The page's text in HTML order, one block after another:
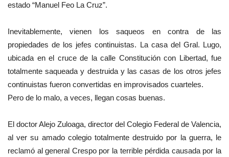
estado “Manuel Feo La Cruz”.
Inevitablemente, vienen los saqueos en contra de las
propiedades de los jefes continuistas. La casa del Gral. Lugo,
ubicada en el cruce de la calle Constitución con Libertad, fue
totalmente saqueada y destruida y las casas de los otros jefes
continuistas fueron convertidas en improvisados cuarteles.
Pero de lo malo, a veces, llegan cosas buenas.
El doctor Alejo Zuloaga, director del Colegio Federal de Valencia,
al ver su amado colegio totalmente destruido por la guerra, le
reclamó al general Crespo por la terrible pérdida causada por la